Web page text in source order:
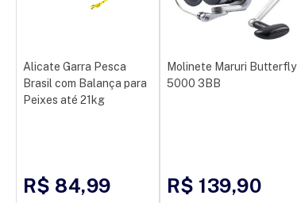
Alicate Garra Pesca
Brasil com Balança para
Peixes até 21kg
R$ 84,99
Molinete Maruri Butterfly
5000 3BB
R$ 139,90